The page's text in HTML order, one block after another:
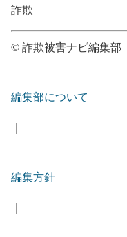
詐欺
© 詐欺被害ナビ編集部
編集部について
｜
編集方針
｜